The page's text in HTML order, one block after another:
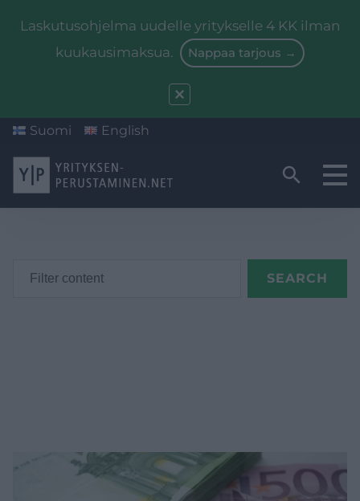
Laskutusohjelma uudelle yritykselle 4 KK ilman
kuukausimaksua.
Nappaa tarjous →
Suomi English
Yritysmuodon valinta